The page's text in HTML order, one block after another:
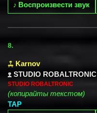
♪ Воспроизвести звук
8.
Karnov
STUDIO ROBALTRONIC
STUDIO ROBALTRONIC
(копирайты текстом)
TAP